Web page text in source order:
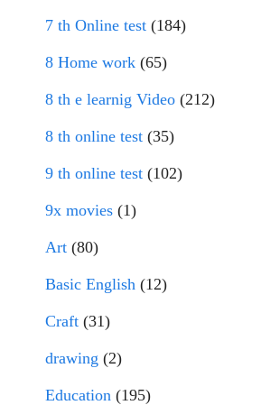
7 th Online test (184)
8 Home work (65)
8 th e learnig Video (212)
8 th online test (35)
9 th online test (102)
9x movies (1)
Art (80)
Basic English (12)
Craft (31)
drawing (2)
Education (195)